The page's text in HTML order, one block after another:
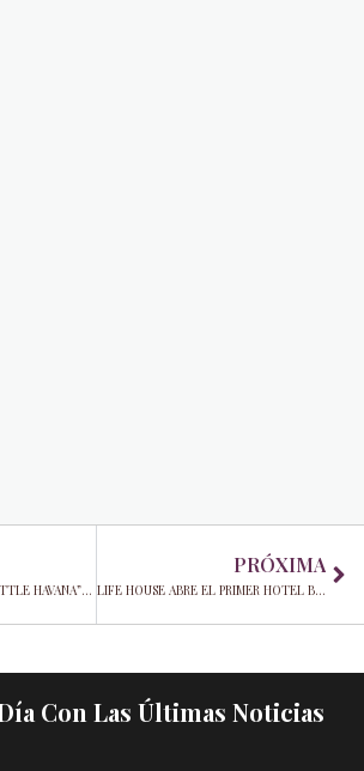
PLANET FITNESS EN “LITTLE HAVANA” ANUNCIA SU GRAN APERTURA
PRÓXIMA
LIFE HOUSE ABRE EL PRIMER HOTEL BOUTIQUE EN EL CORAZÓN DE LA PEQUENA HABANA DE MIAMI
Con Las Últimas Noticias